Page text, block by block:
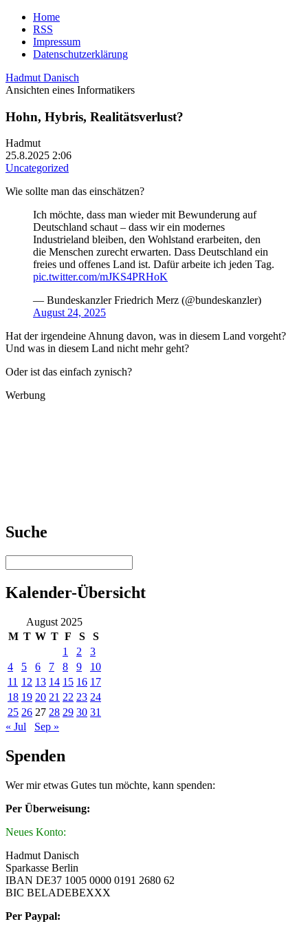
Home
RSS
Impressum
Datenschutzerklärung
Hadmut Danisch
Ansichten eines Informatikers
Hohn, Hybris, Realitätsverlust?
Hadmut
25.8.2025 2:06
Uncategorized
Wie sollte man das einschätzen?
Ich möchte, dass man wieder mit Bewunderung auf
Deutschland schaut – dass wir ein modernes
Industrieland bleiben, den Wohlstand erarbeiten, den
die Menschen zurecht erwarten. Dass Deutschland ein
freies und offenes Land ist. Dafür arbeite ich jeden Tag.
pic.twitter.com/mJKS4PRHoK
— Bundeskanzler Friedrich Merz (@bundeskanzler)
August 24, 2025
Hat der irgendeine Ahnung davon, was in diesem Land vorgeht?
Und was in diesem Land nicht mehr geht?
Oder ist das einfach zynisch?
Werbung
Suche
Kalender-Übersicht
August 2025
M T W T F S
S
1
2
3
4
5 6 7 8 9
10
11 12 13 14 15 16 17
18 19 20 21 22 23 24
25 26 27 28 29 30 31
« Jul
Sep »
Spenden
Wer mir etwas Gutes tun möchte, kann spenden:
Per Überweisung:
Neues Konto:
Hadmut Danisch
Sparkasse Berlin
IBAN DE37 1005 0000 0191 2680 62
BIC BELADEBEXXX
Per Paypal: